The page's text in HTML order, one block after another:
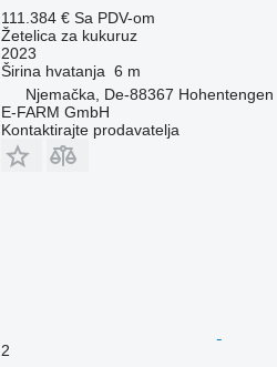
111.384 € Sa PDV-om
Žetelica za kukuruz
2023
Širina hvatanja 6 m
Njemačka, De-88367 Hohentengen
E-FARM GmbH
Kontaktirajte prodavatelja
2